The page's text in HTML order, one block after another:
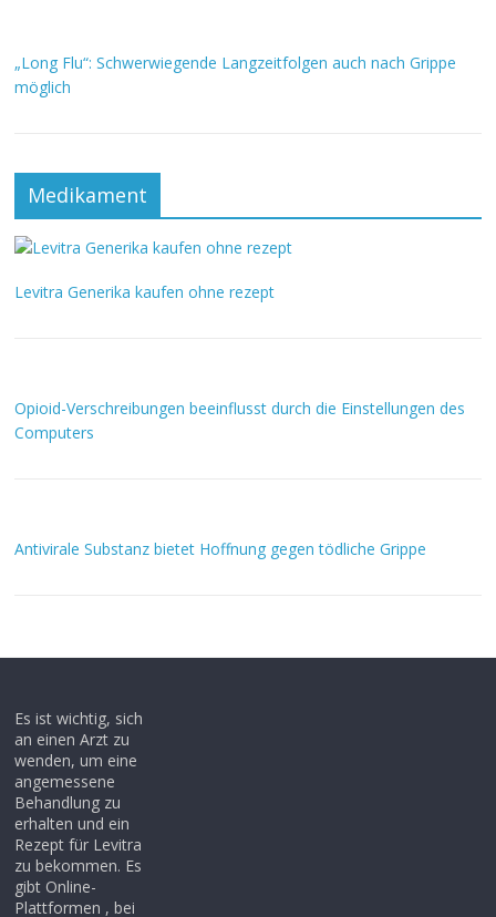
„Long Flu“: Schwerwiegende Langzeitfolgen auch nach Grippe
möglich
Medikament
Levitra Generika kaufen ohne rezept
Opioid-Verschreibungen beeinflusst durch die Einstellungen des
Computers
Antivirale Substanz bietet Hoffnung gegen tödliche Grippe
Es ist wichtig, sich
an einen Arzt zu
wenden, um eine
angemessene
Behandlung zu
erhalten und ein
Rezept für Levitra
zu bekommen. Es
gibt Online-
Plattformen , bei